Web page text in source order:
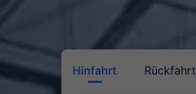
Hinfahrt Rückfahrt